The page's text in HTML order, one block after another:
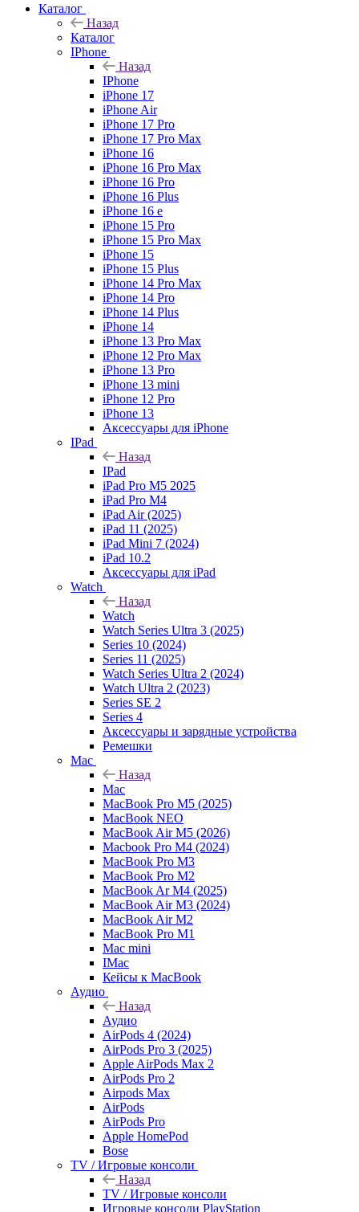
Каталог
Назад
Каталог
IPhone
Назад
IPhone
iPhone 17
iPhone Air
iPhone 17 Pro
iPhone 17 Pro Max
iPhone 16
iPhone 16 Pro Max
iPhone 16 Pro
iPhone 16 Plus
iPhone 16 e
iPhone 15 Pro
iPhone 15 Pro Max
iPhone 15
iPhone 15 Plus
iPhone 14 Pro Max
iPhone 14 Pro
iPhone 14 Plus
iPhone 14
iPhone 13 Pro Max
iPhone 12 Pro Max
iPhone 13 Pro
iPhone 13 mini
iPhone 12 Pro
iPhone 13
Аксессуары для iPhone
IPad
Назад
IPad
iPad Pro M5 2025
iPad Pro M4
iPad Air (2025)
iPad 11 (2025)
iPad Mini 7 (2024)
iPad 10.2
Аксессуары для iPad
Watch
Назад
Watch
Watch Series Ultra 3 (2025)
Series 10 (2024)
Series 11 (2025)
Watch Series Ultra 2 (2024)
Watch Ultra 2 (2023)
Series SE 2
Series 4
Аксессуары и зарядные устройства
Ремешки
Mac
Назад
Mac
MacBook Pro M5 (2025)
MacBook NEO
MacBook Air M5 (2026)
Macbook Pro M4 (2024)
MacBook Pro M3
MacBook Pro M2
MacBook Ar M4 (2025)
MacBook Air M3 (2024)
MacBook Air M2
MacBook Pro M1
Mac mini
IMac
Кейсы к MacBook
Аудио
Назад
Аудио
AirPods 4 (2024)
AirPods Pro 3 (2025)
Apple AirPods Max 2
AirPods Pro 2
Airpods Max
AirPods
AirPods Pro
Apple HomePod
Bose
TV / Игровые консоли
Назад
TV / Игровые консоли
Игровые консоли PlayStation